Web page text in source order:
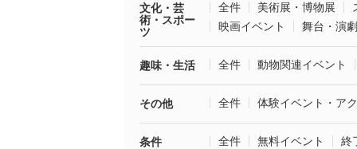
文化・芸
術・スポー
ツ
全件 美術展・博物展
映画イベント
舞台・演劇
趣味・生活 全件 動物関連イベント
その他 全件 体験イベント・ア
条件 全件 無料イベント 終